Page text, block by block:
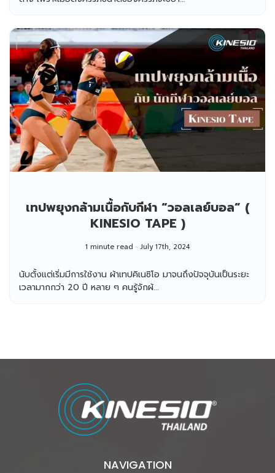
เทปพยุงกล้ามเนื้อกับกีฬา “วอลเลย์บอล” (
KINESIO TAPE )
1 minute read July 17th, 2024
นับตั้งแต่เริ่มมีการใช้งาน ผ้าเทปคิเนซิโอ มาจนถึงปัจจุบันเป็นระยะ
เวลามากกว่า 20 ปี หลาย ๆ คนรู้จักผ้...
NAVIGATION